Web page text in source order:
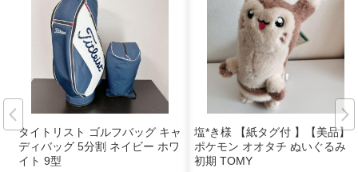
タイトリスト ゴルフバッグ キャ
ディバッグ 5分割 ネイビー ホワ
イト 9型
塩*き様 【紙タグ付 】【美品】
ポケモン オオタチ ぬいぐるみ
初期 TOMY